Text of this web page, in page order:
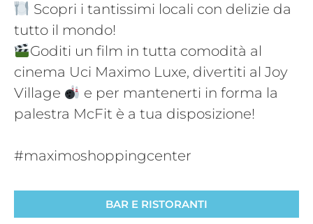
Scopri i tantissimi locali con delizie da
tutto il mondo!
Goditi un film in tutta comodità al
cinema Uci Maximo Luxe, divertiti al Joy
Village
e per mantenerti in forma la
palestra McFit è a tua disposizione!
#maximoshoppingcenter
BAR E RISTORANTI